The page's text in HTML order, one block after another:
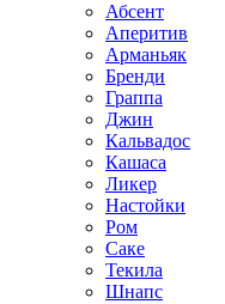
Абсент
Аперитив
Арманьяк
Бренди
Граппа
Джин
Кальвадос
Кашаса
Ликер
Настойки
Ром
Саке
Текила
Шнапс